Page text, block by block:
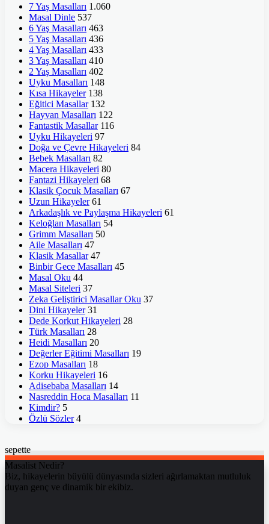
7 Yaş Masalları 1.060
Masal Dinle 537
6 Yaş Masalları 463
5 Yaş Masalları 436
4 Yaş Masalları 433
3 Yaş Masalları 410
2 Yaş Masalları 402
Uyku Masalları 148
Kısa Hikayeler 138
Eğitici Masallar 132
Hayvan Masalları 122
Fantastik Masallar 116
Uyku Hikayeleri 97
Doğa ve Çevre Hikayeleri 84
Bebek Masalları 82
Macera Hikayeleri 80
Fantazi Hikayeleri 68
Klasik Çocuk Masalları 67
Uzun Hikayeler 61
Arkadaşlık ve Paylaşma Hikayeleri 61
Keloğlan Masalları 54
Grimm Masalları 50
Aile Masalları 47
Klasik Masallar 47
Binbir Gece Masalları 45
Masal Oku 44
Masal Siteleri 37
Zeka Geliştirici Masallar Oku 37
Dini Hikayeler 31
Dede Korkut Hikayeleri 28
Türk Masalları 28
Heidi Masalları 20
Değerler Eğitimi Masalları 19
Ezop Masalları 18
Korku Hikayeleri 16
Adisebaba Masalları 14
Nasreddin Hoca Masalları 11
Kimdir? 5
Özlü Sözler 4
sepette
Masalist Nedir?
Biz, hikayelerin büyülü dünyasında sizleri ağırlamaktan mutluluk
duyan genç ve dinamik bir ekibiz.